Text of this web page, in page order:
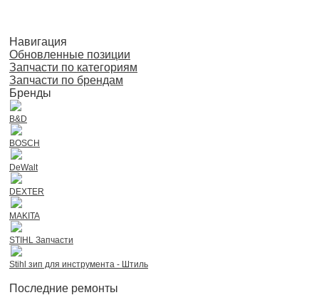
Навигация
Обновленные позиции
Запчасти по категориям
Запчасти по брендам
Бренды
B&D
BOSCH
DeWalt
DEXTER
MAKITA
STIHL Запчасти
Stihl зип для инструмента - Штиль
Последние ремонты